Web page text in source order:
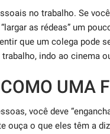
no trabalho. Se
as rédeas” um
que um colega pode
indo ao cinema
UMA
você deve
ouça o que eles têm a